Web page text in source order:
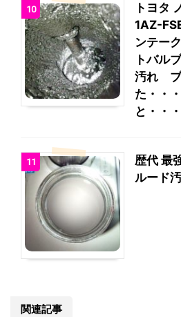
10
トヨタ
1AZ-
ンテー
トバル
汚れ ブ
た・・
と・・・
11
歴代 最
ルード
関連記事